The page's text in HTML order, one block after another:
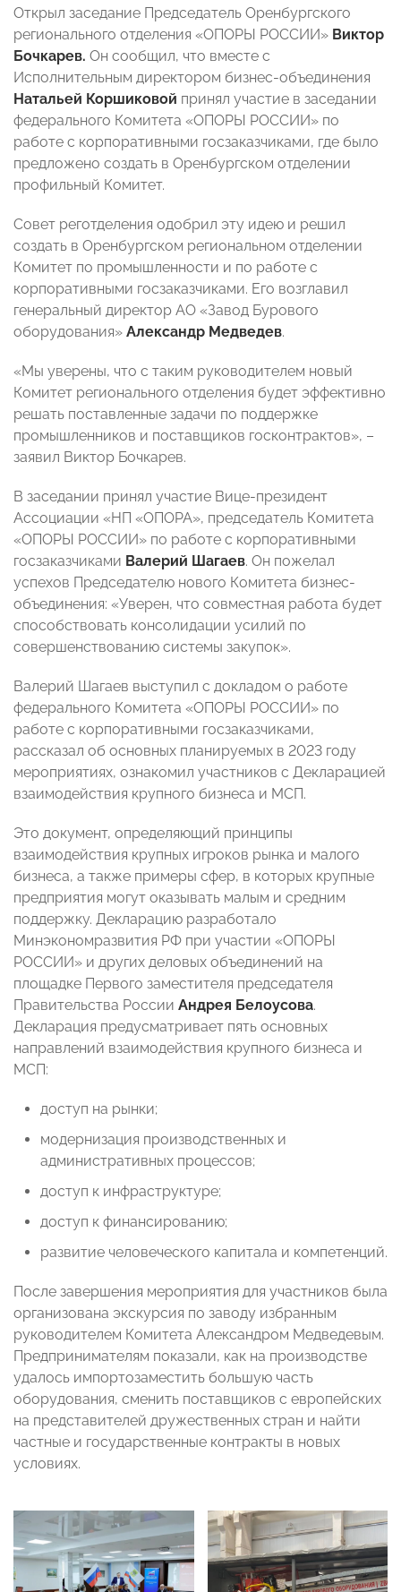
Открыл заседание Председатель Оренбургского
регионального отделения «ОПОРЫ РОССИИ» Виктор
Бочкарев. Он сообщил, что вместе с
Исполнительным директором бизнес-объединения
Натальей Коршиковой принял участие в заседании
федерального Комитета «ОПОРЫ РОССИИ» по
работе с корпоративными госзаказчиками, где было
предложено создать в Оренбургском отделении
профильный Комитет.
Совет реготделения одобрил эту идею и решил
создать в Оренбургском региональном отделении
Комитет по промышленности и по работе с
корпоративными госзаказчиками. Его возглавил
генеральный директор АО «Завод Бурового
оборудования» Александр Медведев.
«Мы уверены, что с таким руководителем новый
Комитет регионального отделения будет эффективно
решать поставленные задачи по поддержке
промышленников и поставщиков госконтрактов», –
заявил Виктор Бочкарев.
В заседании принял участие Вице-президент
Ассоциации «НП «ОПОРА», председатель Комитета
«ОПОРЫ РОССИИ» по работе с корпоративными
госзаказчиками Валерий Шагаев. Он пожелал
успехов Председателю нового Комитета бизнес-
объединения: «Уверен, что совместная работа будет
способствовать консолидации усилий по
совершенствованию системы закупок».
Валерий Шагаев выступил с докладом о работе
федерального Комитета «ОПОРЫ РОССИИ» по
работе с корпоративными госзаказчиками,
рассказал об основных планируемых в 2023 году
мероприятиях, ознакомил участников с Декларацией
взаимодействия крупного бизнеса и МСП.
Это документ, определяющий принципы
взаимодействия крупных игроков рынка и малого
бизнеса, а также примеры сфер, в которых крупные
предприятия могут оказывать малым и средним
поддержку. Декларацию разработало
Минэкономразвития РФ при участии «ОПОРЫ
РОССИИ» и других деловых объединений на
площадке Первого заместителя председателя
Правительства России Андрея Белоусова.
Декларация предусматривает пять основных
направлений взаимодействия крупного бизнеса и
МСП:
доступ на рынки;
модернизация производственных и
административных процессов;
доступ к инфраструктуре;
доступ к финансированию;
развитие человеческого капитала и компетенций.
После завершения мероприятия для участников была
организована экскурсия по заводу избранным
руководителем Комитета Александром Медведевым.
Предпринимателям показали, как на производстве
удалось импортозаместить большую часть
оборудования, сменить поставщиков с европейских
на представителей дружественных стран и найти
частные и государственные контракты в новых
условиях.